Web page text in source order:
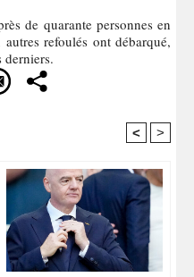
de quarante personnes en
refoulés ont débarqué,
derniers.
< >